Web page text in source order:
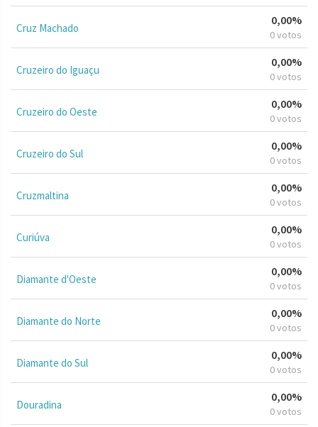
Cruz Machado
0,00%
0 votos
Cruzeiro do Iguaçu
0,00%
0 votos
Cruzeiro do Oeste
0,00%
0 votos
Cruzeiro do Sul
0,00%
0 votos
Cruzmaltina
0,00%
0 votos
Curiúva
0,00%
0 votos
Diamante d'Oeste
0,00%
0 votos
Diamante do Norte
0,00%
0 votos
Diamante do Sul
0,00%
0 votos
Douradina
0,00%
0 votos